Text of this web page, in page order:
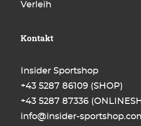
Verleih
Kontakt
Insider Sportshop
+43 5287 86109 (SHOP)
+43 5287 87336
info@insider-